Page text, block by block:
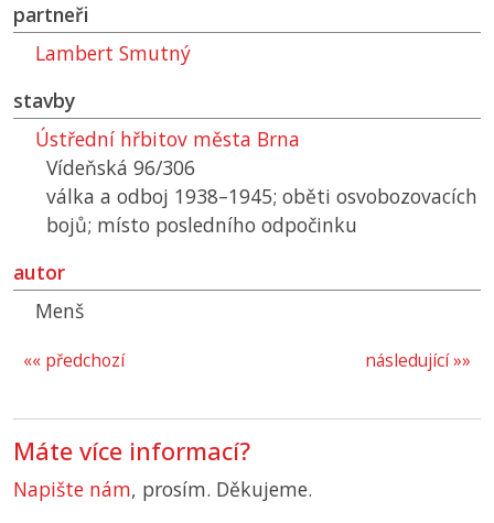
partneři
Lambert Smutný
stavby
Ústřední hřbitov města Brna
Vídeňská 96/306
válka a odboj 1938–1945; oběti osvobozovacích
bojů; místo posledního odpočinku
autor
Menš
následující »»
«« předchozí
Máte více informací?
Napište nám, prosím. Děkujeme.